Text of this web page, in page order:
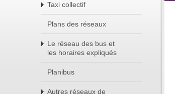
Taxi collectif
Plans des réseaux
Le réseau des bus et
les horaires expliqués
Planibus
Autres réseaux de